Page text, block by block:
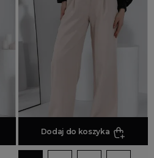
Dodaj do koszyka